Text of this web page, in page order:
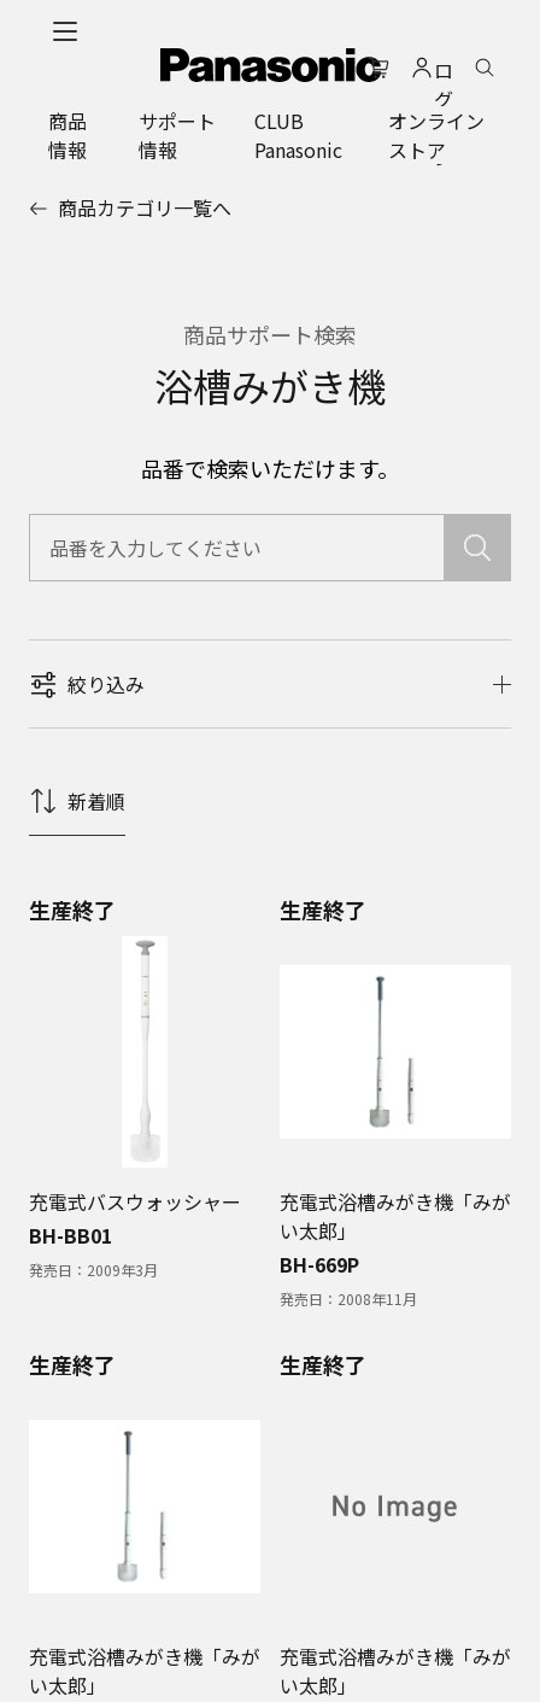
ロ
グ
イ
ン
商品
情報
サポート
情報
CLUB
Panasonic
オンライン
ストア
商品カテゴリ一覧へ
商品サポート検索
浴槽みがき機
品番で検索いただけます。
絞り込み
新着順
生産終了
充電式バスウォッシャー
BH-BB01
発売日： 2009年3月
生産終了
充電式浴槽みがき機「みが
い太郎」
BH-669P
発売日： 2008年11月
生産終了
充電式浴槽みがき機「みが
い太郎」
生産終了
充電式浴槽みがき機「みが
い太郎」